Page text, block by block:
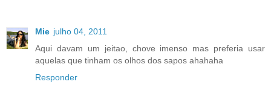
Mie julho 04, 2011
Aqui davam um jeitao, chove imenso mas preferia usar
aquelas que tinham os olhos dos sapos ahahaha
Responder